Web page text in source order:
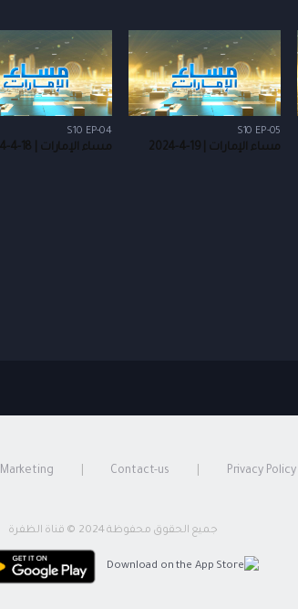
S10 EP-05
مساء الإمارات | 19-4-2024
S10 EP-04
مساء الإمارات | 18-4-2024
Privacy Policy
Contact-us
Marketing
جميع الحقوق محفوظة 2024 © قناة الظفرة